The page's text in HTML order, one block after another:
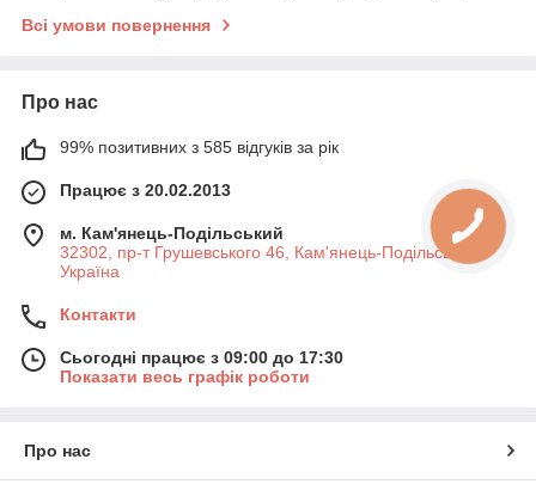
Всі умови повернення
Про нас
99% позитивних з 585 відгуків за рік
Працює з 20.02.2013
м. Кам'янець-Подільський
32302, пр-т Грушевського 46, Кам'янець-Подільський,
Україна
Контакти
Сьогодні працює з 09:00 до 17:30
Показати весь графік роботи
Про нас